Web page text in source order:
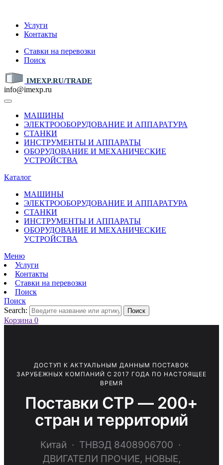
Услуги
Контакты
Ставки на перевозки
Поиск
IMEXP.RU/TRADE
info@imexp.ru
МАШИНЫ
ЭЛЕКТРООБОРУДОВАНИЕ И АППАРАТУРА
СТАНКИ
ИНСТРУМЕНТЫ И АППАРАТЫ
ОБОРУДОВАНИЕ И МЕХАНИЧЕСКИЕ
УСТРОЙСТВА
Каталог
МАШИНЫ
ЭЛЕКТРООБОРУДОВАНИЕ И АППАРАТУРА
СТАНКИ
ИНСТРУМЕНТЫ И АППАРАТЫ
ОБОРУДОВАНИЕ И МЕХАНИЧЕСКИЕ
УСТРОЙСТВА
Меню
Услуги
Контакты
Ставки на перевозки
Поиск
Поиск
Search:
Поиск
Корзина 0
ДОСТУП К АКТУАЛЬНЫМ ДАННЫМ ПОСТАВОК
ЗАРУБЕЖНЫХ КОМПАНИЙ С 2017 ГОДА ПО НАСТОЯЩЕЕ
ВРЕМЯ
Поставки CTP — 200+
стран и территорий
Китай · ТНВЭД 8408906700 ·
ДВИГАТЕЛИ ПРОЧИЕ, НОВЫЕ,